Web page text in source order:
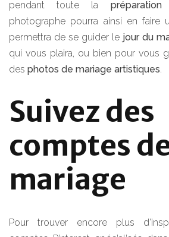
pendant toute la
photographe pourra ainsi en faire
permettra de se guider le jour du
qui vous plaira, ou bien pour vous
des photos de mariage artistiques.
Suivez des
comptes
mariage
Pour trouver encore plus